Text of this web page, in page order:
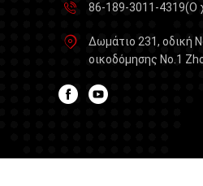
86-189-3011-4319(Ο
Δωμάτιο 231, οδική
οικοδόμησης No.1